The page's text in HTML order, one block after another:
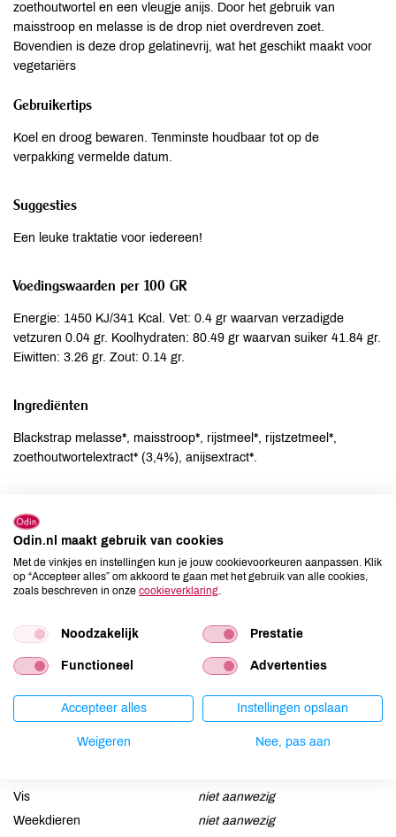
zoethoutwortel en een vleugje anijs. Door het gebruik van
maisstroop en melasse is de drop niet overdreven zoet.
Bovendien is deze drop gelatinevrij, wat het geschikt maakt voor
vegetariërs
Gebruikertips
Koel en droog bewaren. Tenminste houdbaar tot op de
verpakking vermelde datum.
Suggesties
Een leuke traktatie voor iedereen!
Voedingswaarden per 100 GR
Energie: 1450 KJ/341 Kcal. Vet: 0.4 gr waarvan verzadigde
vetzuren 0.04 gr. Koolhydraten: 80.49 gr waarvan suiker 41.84 gr.
Eiwitten: 3.26 gr. Zout: 0.14 gr.
Ingrediënten
Blackstrap melasse*, maisstroop*, rijstmeel*, rijstzetmeel*,
zoethoutwortelextract* (3,4%), anijsextract*.
Aardnoten
niet aanwezig
Ei
niet aanwezig
Gluten
niet aanwezig
Lupine
niet aanwezig
Mosterd
niet aanwezig
Schaaldieren
niet aanwezig
Selderij
niet aanwezig
niet aanwezig
Vis
niet aanwezig
Weekdieren
niet aanwezig
Odin.nl maakt gebruik van cookies
Met de vinkjes en instellingen kun je jouw cookievoorkeuren aanpassen. Klik
op “Accepteer alles” om akkoord te gaan met het gebruik van alle cookies,
zoals beschreven in onze cookieverklaring
Noodzakelijk Prestatie
Functioneel Advertenties
Accepteer alles Instellingen opslaan
Weigeren Nee, pas aan